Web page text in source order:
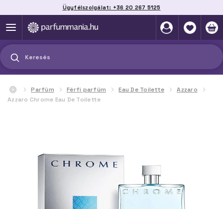
Ügyfélszolgálat: +36 20 267 5125
Keresés
Parfüm Férfi parfüm Eau De Toilette
Azzaro
Azzaro Chrome Eau De Toilette